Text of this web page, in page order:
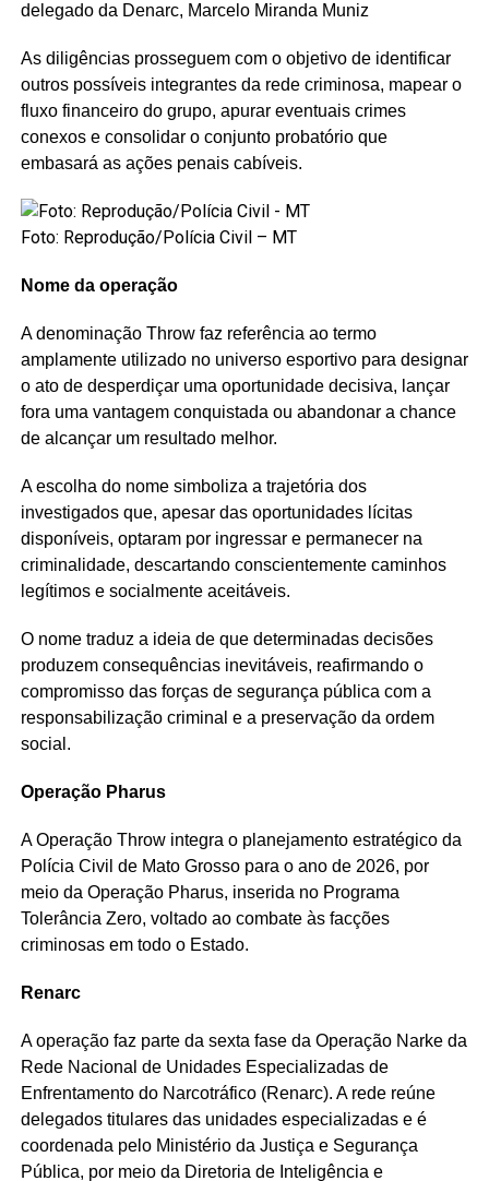
delegado da Denarc, Marcelo Miranda Muniz
As diligências prosseguem com o objetivo de identificar
outros possíveis integrantes da rede criminosa, mapear o
fluxo financeiro do grupo, apurar eventuais crimes
conexos e consolidar o conjunto probatório que
embasará as ações penais cabíveis.
Foto: Reprodução/Polícia Civil – MT
Nome da operação
A denominação Throw faz referência ao termo
amplamente utilizado no universo esportivo para designar
o ato de desperdiçar uma oportunidade decisiva, lançar
fora uma vantagem conquistada ou abandonar a chance
de alcançar um resultado melhor.
A escolha do nome simboliza a trajetória dos
investigados que, apesar das oportunidades lícitas
disponíveis, optaram por ingressar e permanecer na
criminalidade, descartando conscientemente caminhos
legítimos e socialmente aceitáveis.
O nome traduz a ideia de que determinadas decisões
produzem consequências inevitáveis, reafirmando o
compromisso das forças de segurança pública com a
responsabilização criminal e a preservação da ordem
social.
Operação Pharus
A Operação Throw integra o planejamento estratégico da
Polícia Civil de Mato Grosso para o ano de 2026, por
meio da Operação Pharus, inserida no Programa
Tolerância Zero, voltado ao combate às facções
criminosas em todo o Estado.
Renarc
A operação faz parte da sexta fase da Operação Narke da
Rede Nacional de Unidades Especializadas de
Enfrentamento do Narcotráfico (Renarc). A rede reúne
delegados titulares das unidades especializadas e é
coordenada pelo Ministério da Justiça e Segurança
Pública, por meio da Diretoria de Inteligência e